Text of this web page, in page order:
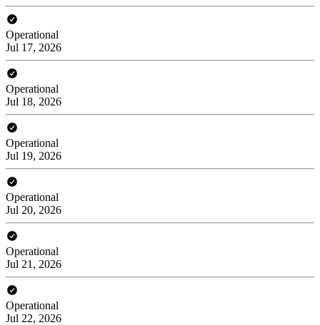
Operational
Jul 17, 2026
Operational
Jul 18, 2026
Operational
Jul 19, 2026
Operational
Jul 20, 2026
Operational
Jul 21, 2026
Operational
Jul 22, 2026